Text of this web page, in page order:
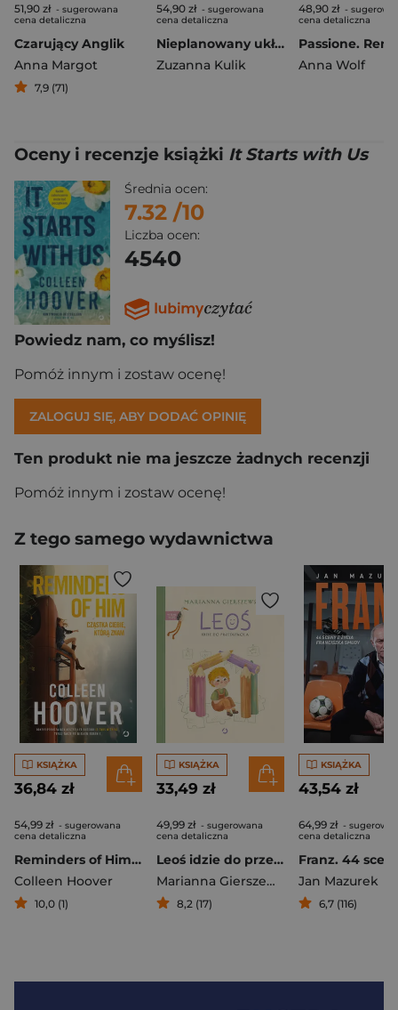
51,90 zł - sugerowana
cena detaliczna
Czarujący Anglik
Anna Margot
7,9 (71)
54,90 zł - sugerowana
cena detaliczna
Nieplanowany układ (ilustrowane brzegi)
Zuzanna Kulik
48,90 zł -
cena detaliczna
Anna Wolf
Oceny i recenzje książki It Starts with Us
Średnia ocen:
7.32 /10
Liczba ocen:
4540
Powiedz nam, co myślisz!
Pomóż innym i zostaw ocenę!
ZALOGUJ SIĘ, ABY DODAĆ OPINIĘ
Ten produkt nie ma jeszcze żadnych recenzji
Pomóż innym i zostaw ocenę!
Z tego samego wydawnictwa
KSIĄŻKA
36,84 zł
54,99 zł - sugerowana
cena detaliczna
Reminders of Him. Cząstka ciebie, którą znam (wydanie filmowe)
Colleen Hoover
10,0 (1)
KSIĄŻKA
33,49 zł
49,99 zł - sugerowana
cena detaliczna
Leoś idzie do przedszkola
Marianna Gierszewska
8,2 (17)
KSIĄŻKA
43,54 zł
64,99 zł -
cena detaliczna
Jan Mazurek
6,7 (116)